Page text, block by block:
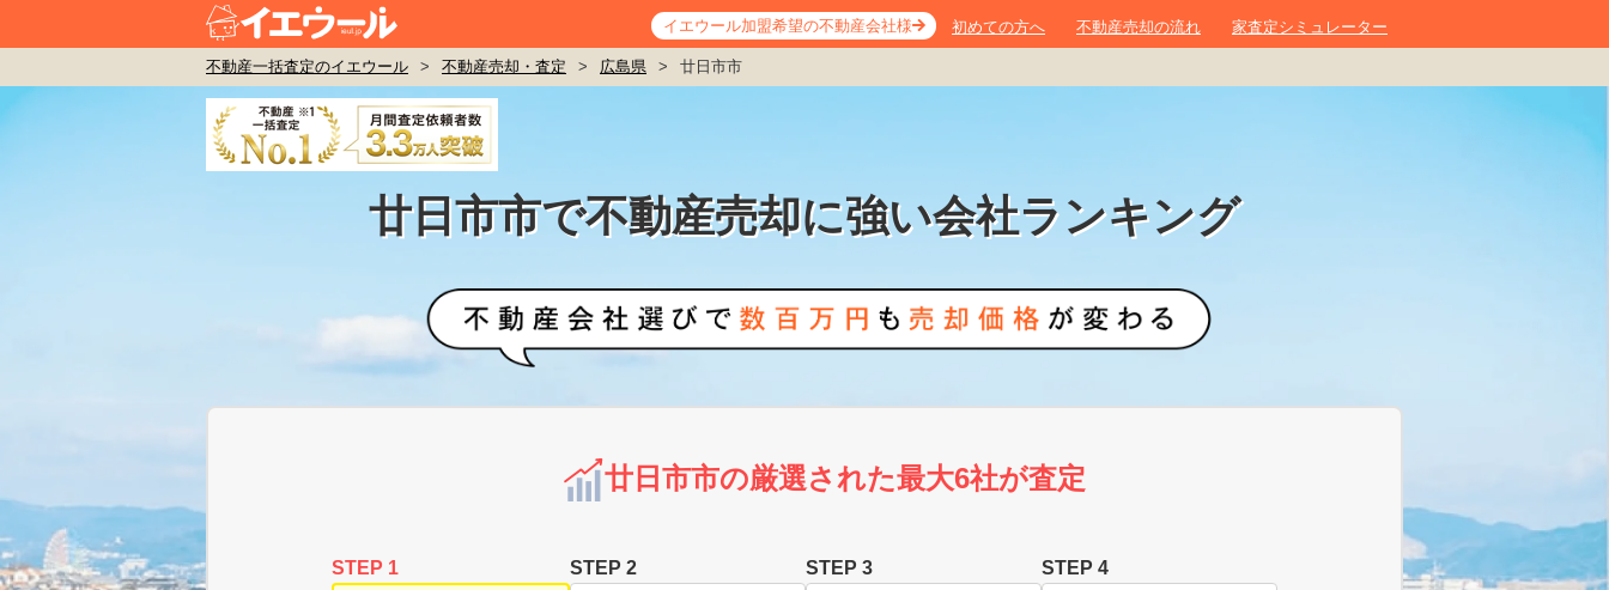
イエウール加盟希望の不動産会社様 初めての方へ 不動産売却の流れ 家査定シミュレーター
不動産一括査定のイエウール > 不動産売却・査定 > 広島県 > 廿日市市
廿日市市で不動産売却に強い会社ランキング
廿日市市の厳選された最大6社が査定
STEP 1 STEP 2 STEP 3 STEP 4